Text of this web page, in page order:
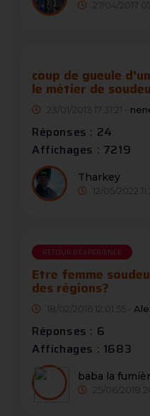
27/04/2017
coup de gueule
le métier de
23/01/2013 17:31:21 -
Réponses : 24
Affichages : 7219
Tharkey
12/05/2022
RETOUR D'EXPÉRIENCE
Etre femme
des régions?
18/02/2016 12:01:55 -
Réponses : 6
Affichages : 1683
baba la
25/06/2018